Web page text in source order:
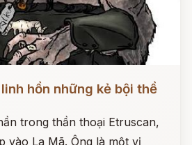
hồn những kẻ bội thề
trong thần thoại Etruscan,
vào La Mã. Ông là một vị